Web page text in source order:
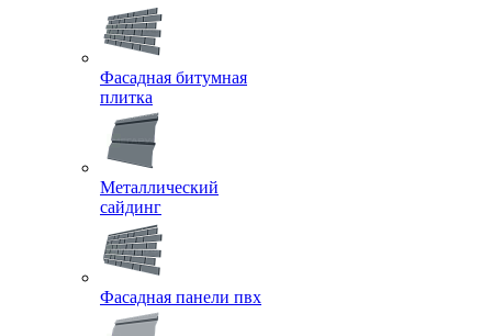
Фасадная битумная
плитка
Металлический
сайдинг
Фасадная панели пвх